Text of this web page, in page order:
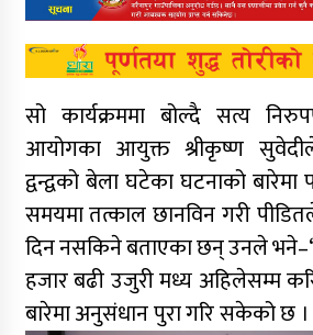
सो कार्यक्रममा बोल्दै सत्य
आयोगका आयुक्त श्रीकृष्ण
द्वन्द्वको बेला घटेका घटनाको
समयमा तत्काल छानविन गरी
दिन नसकिने बताएका छन् उनले
हजार बढी उजुरी मध्य अहिलेसम्म
बारेमा अनुसंधान पुरा गरि सकेको छ ।